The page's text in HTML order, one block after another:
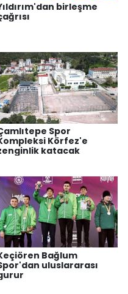
birleşme
Spor
Körfez'e
katacak
Bağlum
uluslararası